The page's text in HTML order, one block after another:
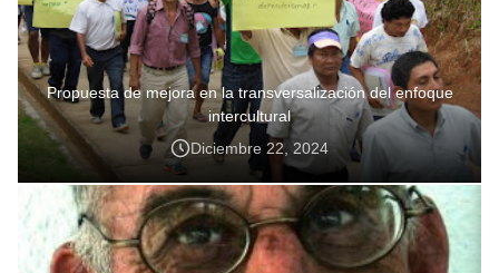
Propuesta de mejora en la transversalización del enfoque
intercultural
Diciembre 22, 2024